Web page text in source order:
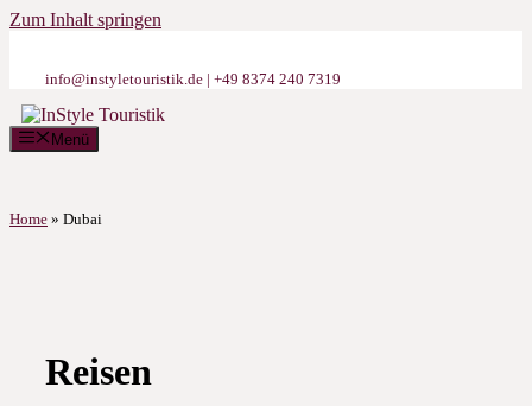
Zum Inhalt springen
info@instyletouristik.de | +49 8374 240 7319
Menü
Home » Dubai
Reisen